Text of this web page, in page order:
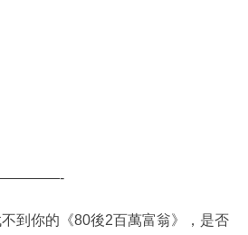
到你的《80後2百萬富翁》，是否